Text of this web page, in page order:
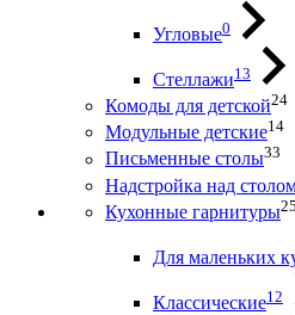
Угловые0
Стеллажи13
Комоды для детской24
Модульные детские14
Письменные столы33
Надстройка над
Кухонные гарнитуры25
Для маленьких
Классические12